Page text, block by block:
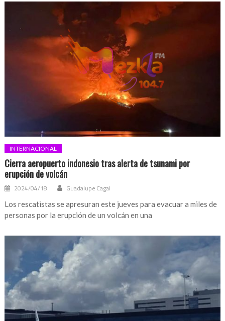
INTERNACIONAL
Cierra aeropuerto indonesio tras alerta de tsunami por
erupción de volcán
2024/04/18 Guadalupe Cagal
Los rescatistas se apresuran este jueves para evacuar a miles de
personas por la erupción de un volcán en una